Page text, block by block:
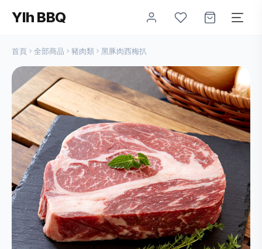
Ylh BBQ
首頁 全部商品 豬肉類 黑豚肉西梅扒